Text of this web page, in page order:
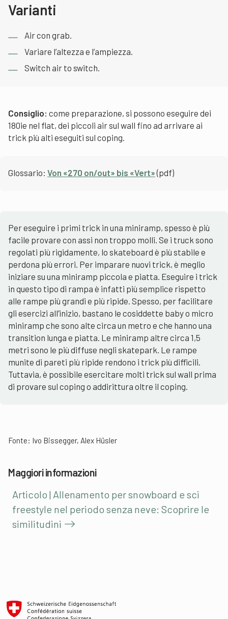
Varianti
Air con grab.
Variare l’altezza e l’ampiezza.
Switch air to switch.
Consiglio: come preparazione, si possono eseguire dei
180ie nel flat, dei piccoli air sul wall fino ad arrivare ai
trick più alti eseguiti sul coping.
Glossario: Von «270 on/out» bis «Vert»(pdf)
Per eseguire i primi trick in una miniramp, spesso è più
facile provare con assi non troppo molli. Se i truck sono
regolati più rigidamente, lo skateboard è più stabile e
perdona più errori. Per imparare nuovi trick, è meglio
iniziare su una miniramp piccola e piatta. Eseguire i trick
in questo tipo di rampa è infatti più semplice rispetto
alle rampe più grandi e più ripide. Spesso, per facilitare
gli esercizi all’inizio, bastano le cosiddette baby o micro
miniramp che sono alte circa un metro e che hanno una
transition lunga e piatta. Le miniramp altre circa 1,5
metri sono le più diffuse negli skatepark. Le rampe
munite di pareti più ripide rendono i trick più difficili.
Tuttavia, è possibile esercitare molti trick sul wall prima
di provare sul coping o addirittura oltre il coping.
Fonte: Ivo Bissegger, Alex Hüsler
Maggiori informazioni
Articolo | Allenamento per snowboard e sci
freestyle nel periodo senza neve: Scoprire le
similitudini